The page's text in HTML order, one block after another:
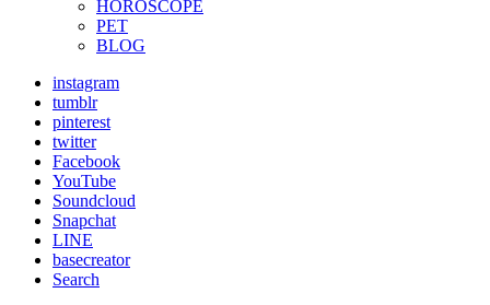
HOROSCOPE
PET
BLOG
instagram
tumblr
pinterest
twitter
Facebook
YouTube
Soundcloud
Snapchat
LINE
basecreator
Search